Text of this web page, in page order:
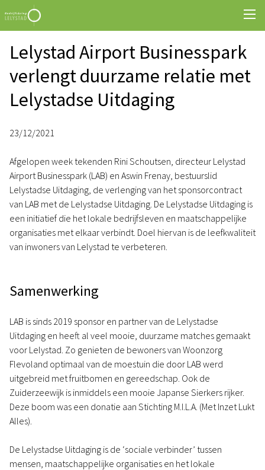
Lelystad Airport Businesspark
verlengt duurzame relatie met
Lelystadse Uitdaging
23/12/2021
Afgelopen week tekenden Rini Schoutsen, directeur Lelystad
Airport Businesspark (LAB) en Aswin Frenay, bestuurslid
Lelystadse Uitdaging, de verlenging van het sponsorcontract
van LAB met de Lelystadse Uitdaging. De Lelystadse Uitdaging is
een initiatief die het lokale bedrijfsleven en maatschappelijke
organisaties met elkaar verbindt. Doel hiervan is de leefkwaliteit
van inwoners van Lelystad te verbeteren.
Samenwerking
LAB is sinds 2019 sponsor en partner van de Lelystadse
Uitdaging en heeft al veel mooie, duurzame matches gemaakt
voor Lelystad. Zo genieten de bewoners van Woonzorg
Flevoland optimaal van de moestuin die door LAB werd
uitgebreid met fruitbomen en gereedschap. Ook de
Zuiderzeewijk is inmiddels een mooie Japanse Sierkers rijker.
Deze boom was een donatie aan Stichting M.I.L.A. (Met Inzet Lukt
Alles).
De Lelystadse Uitdaging is de ‘sociale verbinder’ tussen
mensen, maatschappelijke organisaties en het lokale